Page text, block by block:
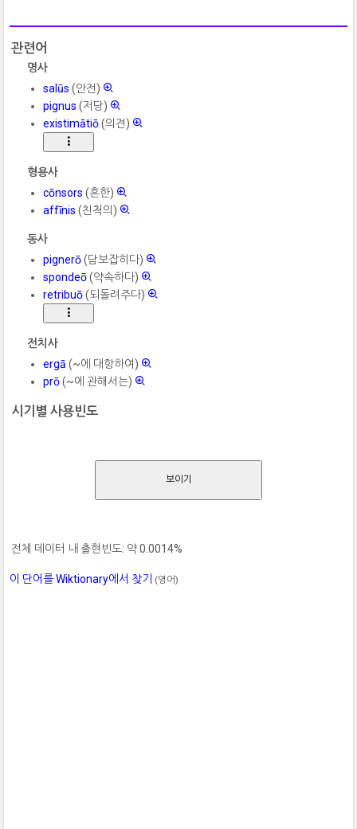
관련어
명사
salūs (안전)
pignus (저당)
existimātiō(의견)
형용사
cōnsors (흔한)
affīnis (친척의)
동사
pignerō(담보잡히다)
spondeō(약속하다)
retribuō(되돌려주다)
전치사
ergā (~에 대항하여)
prō(~에 관해서는)
시기별 사용빈도
보이기
전체 데이터 내 출현빈도: 약 0.0014%
이 단어를 Wiktionary에서 찾기 (영어)